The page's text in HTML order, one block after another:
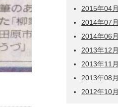
2015年04月
2014年07月
2014年06月
2013年12月
2013年11月
2013年08月
2012年10月